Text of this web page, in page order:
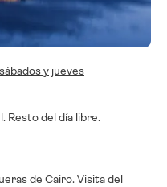
y jueves
Resto del día libre.
de Cairo. Visita del